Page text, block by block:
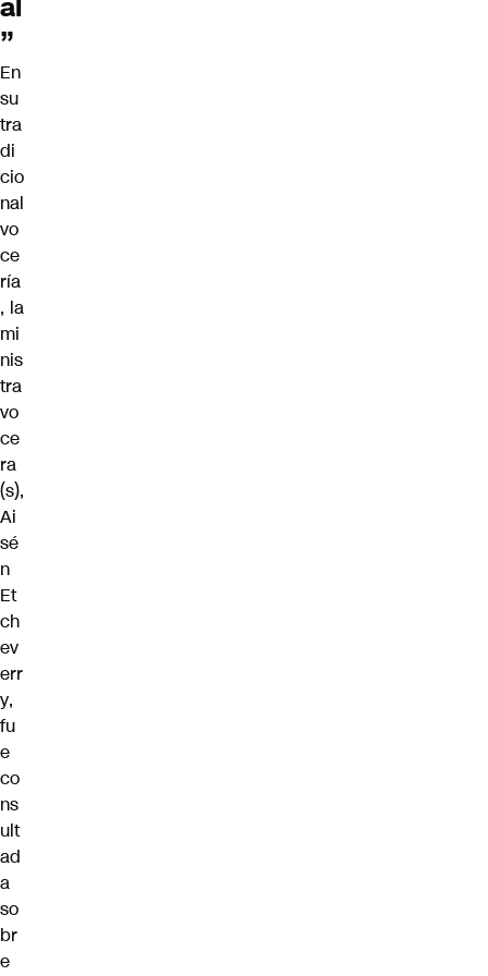
al
”
En
su
tra
di
cio
nal
vo
ce
ría
, la
mi
nis
tra
vo
ce
ra
(s),
Ai
sé
n
Et
ch
ev
err
y,
fu
e
co
ns
ult
ad
a
so
br
e